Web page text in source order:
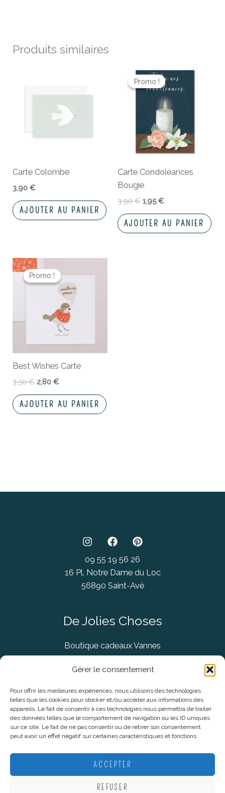
Gérer le consentement
Pour offrir les meilleures expériences, nous utilisons des technologies
telles que les cookies pour stocker et/ou accéder aux informations des
appareils. Le fait de consentir à ces technologies nous permettra de traiter
des données telles que le comportement de navigation ou les ID uniques
sur ce site. Le fait de ne pas consentir ou de retirer son consentement
peut avoir un effet négatif sur certaines caractéristiques et fonctions.
ACCEPTER
REFUSER
Produits similaires
Carte Colombe
3,90€
AJOUTER AU PANIER
Promo !
Promo !
Carte Condoléances
Bougie
3,90€
Le
initial
était :
3,90 €.
1,95€
Le
prix
actuel
est :
1,95 €.
AJOUTER AU PANIER
Promo !
Promo !
Best Wishes Carte
3,50€
Le
prix
initial
2,80€
prix
actuel
est :
2,80 €.
AJOUTER AU PANIER
09 55 19 56 26
16 Pl. Notre Dame du Loc
56890 Saint-Avé
De Jolies Choses
Boutique cadeaux Vannes
Concept Store Vannes
Informations légales
CGV
Politique De Confidentialité
Plan du site